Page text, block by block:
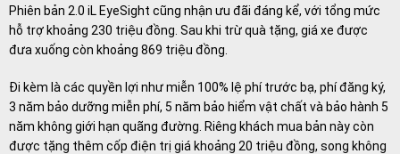
Phiên bản 2.0 iL EyeSight cũng nhận ưu đãi đáng kể, với tổng mức
hỗ trợ khoảng 230 triệu đồng. Sau khi trừ quà tặng, giá xe được
đưa xuống còn khoảng 869 triệu đồng.
Đi kèm là các quyền lợi như miễn 100% lệ phí trước bạ, phí đăng ký,
3 năm bảo dưỡng miễn phí, 5 năm bảo hiểm vật chất và bảo hành 5
năm không giới hạn quãng đường. Riêng khách mua bản này còn
được tặng thêm cốp điện trị giá khoảng 20 triệu đồng, song không